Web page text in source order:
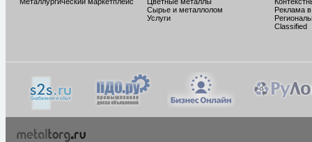
Сырье и металлолом
Услуги
Реклама
Classified